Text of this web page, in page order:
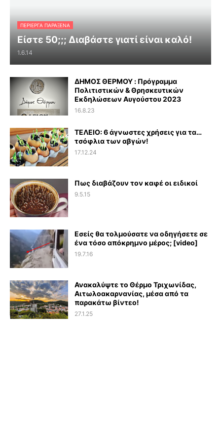
ΠΕΡΊΕΡΓΑ ΠΑΡΆΞΕΝΑ
Είστε 50;;; Διαβάστε γιατί είναι καλό!
1.6.14
ΔΗΜΟΣ ΘΕΡΜΟΥ : Πρόγραμμα
Πολιτιστικών & Θρησκευτικών
Εκδηλώσεων Αυγούστου 2023
16.8.23
ΤΕΛΕΙΟ: 6 άγνωστες χρήσεις για τα…
τσόφλια των αβγών!
17.12.24
Πως διαβάζουν τον καφέ οι ειδικοί
9.5.15
Εσείς θα τολμούσατε να οδηγήσετε σε
ένα τόσο απόκρημνο μέρος; [video]
19.7.16
Ανακαλύψτε το Θέρμο Τριχωνίδας,
Αιτωλοακαρνανίας, μέσα από τα
παρακάτω βίντεο!
27.1.25